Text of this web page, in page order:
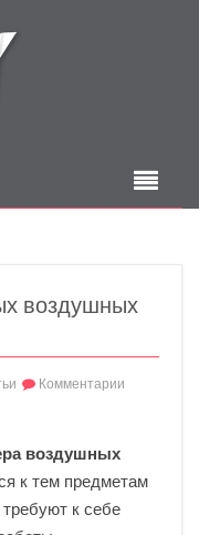
воздушных
Комментарии
воздушных
к тем предметам
к себе